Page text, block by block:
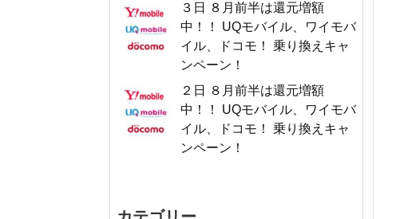
３日 ８月前半は還元増額
中！！ UQモバイル、ワイモバ
イル、ドコモ！ 乗り換えキャ
ンペーン！
２日 ８月前半は還元増額
中！！ UQモバイル、ワイモバ
イル、ドコモ！ 乗り換えキャ
ンペーン！